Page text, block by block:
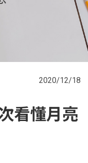
2020/12/18
看懂月亮